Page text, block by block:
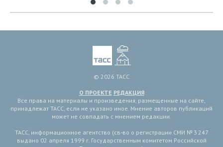
© 2026 ТАСС
О ПРОЕКТЕ РЕДАКЦИЯ
Все права на материалы и произведения, размещенные на сайте,
принадлежат ТАСС, если не указано иное. Мнение авторов публикаций
может не совпадать с мнением редакции.
ТАСС, информационное агентство (св-во о регистрации СМИ № 3 247
выдано 02 апреля 1999 г. Государственным комитетом Российской